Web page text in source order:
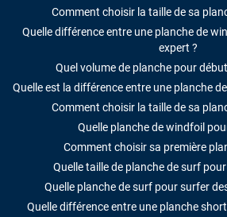
Comment choisir la taille de sa
Quelle différence entre une planche de
expert ?
Quel volume de planche pour
Quelle est la différence entre une planche
Comment choisir la taille de sa
Quelle planche de windfoil
Comment choisir sa première
Quelle taille de planche de surf
Quelle planche de surf pour surfer
Quelle différence entre une planche